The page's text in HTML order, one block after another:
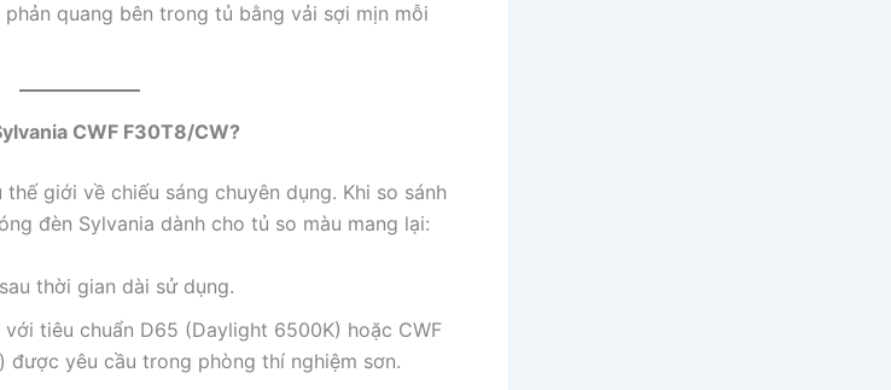
quang bên trong tủ bằng vải sợi mịn mỗi
CWF F30T8/CW?
giới về chiếu sáng chuyên dụng. Khi so sánh
đèn Sylvania dành cho tủ so màu mang lại:
thời gian dài sử dụng.
với tiêu chuẩn D65 (Daylight 6500K) hoặc CWF
được yêu cầu trong phòng thí nghiệm sơn.